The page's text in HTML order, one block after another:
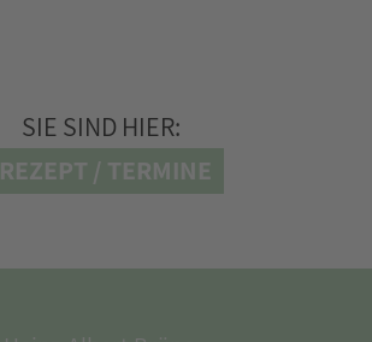
SIE SIND HIER:
REZEPT / TERMINE